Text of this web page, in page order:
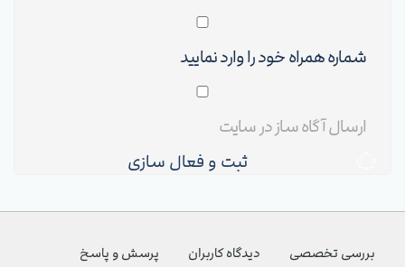
ثبت و فعال سازی
بررسی تخصصی دیدگاه کاربران پرسش و پاسخ